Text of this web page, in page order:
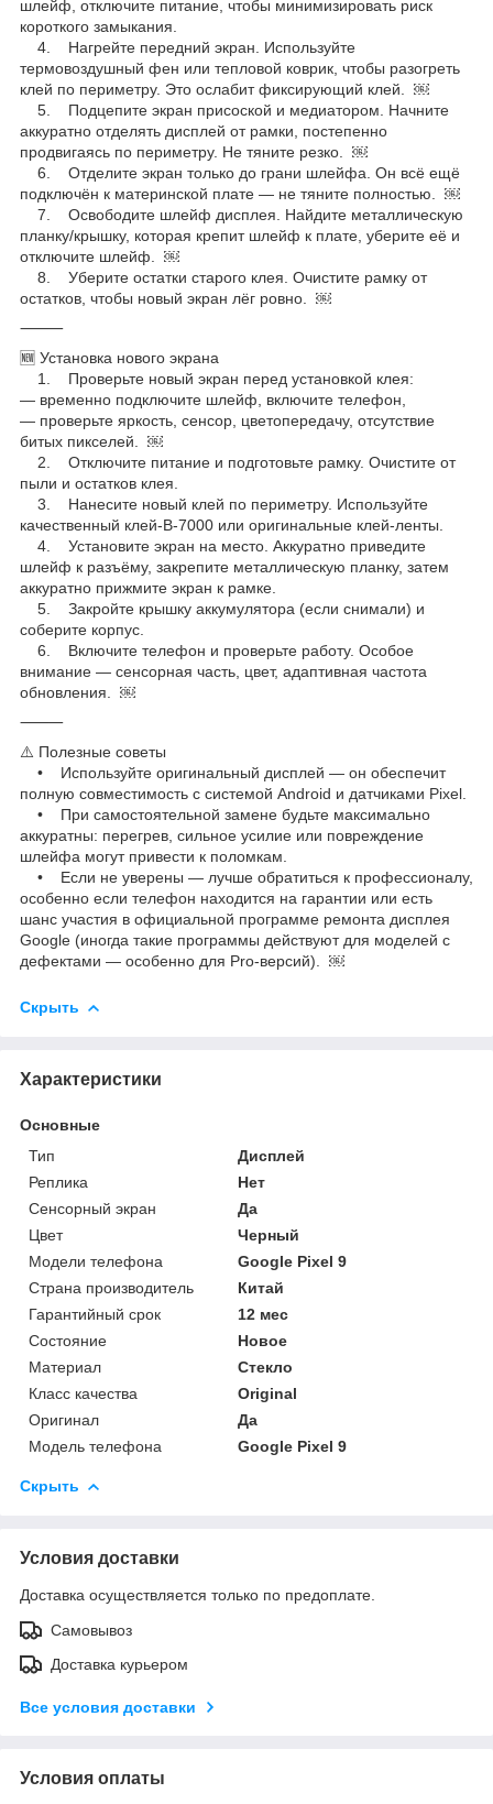
шлейф, отключите питание, чтобы минимизировать риск
короткого замыкания.
4. Нагрейте передний экран. Используйте
термовоздушный фен или тепловой коврик, чтобы разогреть
клей по периметру. Это ослабит фиксирующий клей. ￼
5. Подцепите экран присоской и медиатором. Начните
аккуратно отделять дисплей от рамки, постепенно
продвигаясь по периметру. Не тяните резко. ￼
6. Отделите экран только до грани шлейфа. Он всё ещё
подключён к материнской плате — не тяните полностью. ￼
7. Освободите шлейф дисплея. Найдите металлическую
планку/крышку, которая крепит шлейф к плате, уберите её и
отключите шлейф. ￼
8. Уберите остатки старого клея. Очистите рамку от
остатков, чтобы новый экран лёг ровно. ￼
⸻
🆕 Установка нового экрана
1. Проверьте новый экран перед установкой клея:
— временно подключите шлейф, включите телефон,
— проверьте яркость, сенсор, цветопередачу, отсутствие
битых пикселей. ￼
2. Отключите питание и подготовьте рамку. Очистите от
пыли и остатков клея.
3. Нанесите новый клей по периметру. Используйте
качественный клей-B-7000 или оригинальные клей-ленты.
4. Установите экран на место. Аккуратно приведите
шлейф к разъёму, закрепите металлическую планку, затем
аккуратно прижмите экран к рамке.
5. Закройте крышку аккумулятора (если снимали) и
соберите корпус.
6. Включите телефон и проверьте работу. Особое
внимание — сенсорная часть, цвет, адаптивная частота
обновления. ￼
⸻
⚠️ Полезные советы
• Используйте оригинальный дисплей — он обеспечит
полную совместимость с системой Android и датчиками Pixel.
• При самостоятельной замене будьте максимально
аккуратны: перегрев, сильное усилие или повреждение
шлейфа могут привести к поломкам.
• Если не уверены — лучше обратиться к профессионалу,
особенно если телефон находится на гарантии или есть
шанс участия в официальной программе ремонта дисплея
Google (иногда такие программы действуют для моделей с
дефектами — особенно для Pro-версий). ￼
Скрыть
Характеристики
Основные
Тип
Дисплей
Реплика
Нет
Сенсорный экран
Да
Цвет
Черный
Модели телефона
Google Pixel 9
Страна производитель
Китай
Гарантийный срок
12 мес
Состояние
Новое
Материал
Стекло
Класс качества
Original
Оригинал
Да
Модель телефона
Google Pixel 9
Скрыть
Условия доставки
Доставка осуществляется только по предоплате.
Самовывоз
Доставка курьером
Все условия доставки
Условия оплаты